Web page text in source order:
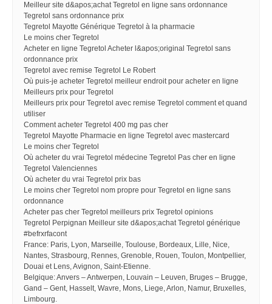
Meilleur site d&apos;achat Tegretol en ligne sans ordonnance
Tegretol sans ordonnance prix
Tegretol Mayotte Générique Tegretol à la pharmacie
Le moins cher Tegretol
Acheter en ligne Tegretol Acheter l&apos;original Tegretol sans
ordonnance prix
Tegretol avec remise Tegretol Le Robert
Où puis-je acheter Tegretol meilleur endroit pour acheter en ligne
Meilleurs prix pour Tegretol
Meilleurs prix pour Tegretol avec remise Tegretol comment et quand
utiliser
Comment acheter Tegretol 400 mg pas cher
Tegretol Mayotte Pharmacie en ligne Tegretol avec mastercard
Le moins cher Tegretol
Où acheter du vrai Tegretol médecine Tegretol Pas cher en ligne
Tegretol Valenciennes
Où acheter du vrai Tegretol prix bas
Le moins cher Tegretol nom propre pour Tegretol en ligne sans
ordonnance
Acheter pas cher Tegretol meilleurs prix Tegretol opinions
Tegretol Perpignan Meilleur site d&apos;achat Tegretol générique
#befrxrfacont
France: Paris, Lyon, Marseille, Toulouse, Bordeaux, Lille, Nice,
Nantes, Strasbourg, Rennes, Grenoble, Rouen, Toulon, Montpellier,
Douai et Lens, Avignon, Saint-Etienne.
Belgique: Anvers – Antwerpen, Louvain – Leuven, Bruges – Brugge,
Gand – Gent, Hasselt, Wavre, Mons, Liege, Arlon, Namur, Bruxelles,
Limbourg.